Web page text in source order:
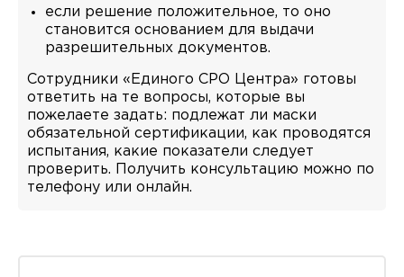
если решение положительное, то оно
становится основанием для выдачи
разрешительных документов.
Сотрудники «Единого СРО Центра» готовы
ответить на те вопросы, которые вы
пожелаете задать: подлежат ли маски
обязательной сертификации, как проводятся
испытания, какие показатели следует
проверить. Получить консультацию можно по
телефону или онлайн.